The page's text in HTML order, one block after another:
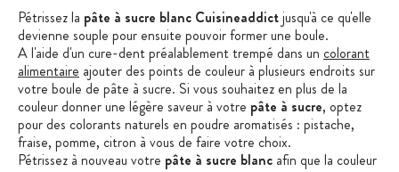
Pétrissez la pâte à sucre blanc Cuisineaddictjusqu'à ce qu'elle
devienne souple pour ensuite pouvoir former une boule.
A l'aide d'un cure-dent préalablement trempé dans un colorant
alimentaire ajouter des points de couleur à plusieurs endroits sur
votre boule de pâte à sucre. Si vous souhaitez en plus de la
couleur donner une légère saveur à votre pâte à sucre, optez
pour des colorants naturels en poudre aromatisés : pistache,
fraise, pomme, citron à vous de faire votre choix.
Pétrissez à nouveau votre pâte à sucre blanc afin que la couleur